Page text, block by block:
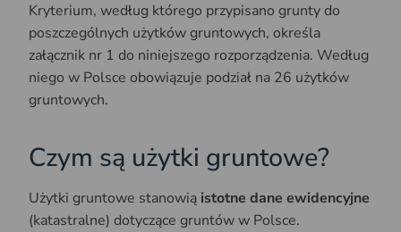
Kryterium, według którego przypisano grunty do
poszczególnych użytków gruntowych, określa
załącznik nr 1 do niniejszego rozporządzenia. Według
niego w Polsce obowiązuje podział na 26 użytków
gruntowych.
Czym są użytki gruntowe?
Użytki gruntowe stanowią istotne dane ewidencyjne
(katastralne) dotyczące gruntów w Polsce.